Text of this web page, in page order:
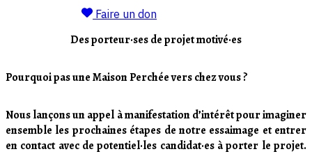
Faire un don
Des porteur·ses de projet motivé·es
Pourquoi pas une Maison Perchée vers chez vous ?
Nous lançons un appel à manifestation d’intérêt pour imaginer
ensemble les prochaines étapes de notre essaimage et entrer
en contact avec de potentiel·les candidat·es à porter le projet.